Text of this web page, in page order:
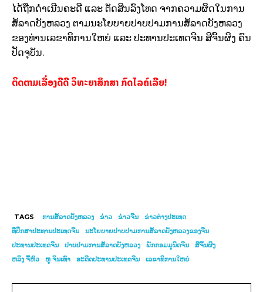
ໄດ້ຖືກດຳເນີນຄະດີ ແລະ ຕັດສິນລົງໂທດ ຈາກຄວາມຜິດໃນການ
ສໍ້ລາດບັງຫລວງ ຕາມນະໂຍບາຍປາບປາມການສໍ້ລາດບັງຫລວງ
ຂອງທ່ານເລຂາທິການໃຫຍ່ ແລະ ປະທານປະເທດຈີນ ສີຈິ້ນຜິງ ຄົນ
ປັດຈຸບັນ.
ຕິດຕາມເລື່ອງດີດີ ວິທະຍາສຶກສາ ກົດໄລຄ໌ເລີຍ!
TAGS ການສໍ້ລາດບັງຫລວງ ຂ່າວ ຂ່າວຈີນ
ຂ່າວ​ຕ່າງ​ປະເທດ
ທີ່ປຶກສາປະທານປະເທດຈີນ
ນະໂຍບາຍປາບປາມການສໍ້ລາດບັງຫລວງຂອງຈີນ
ປະທານປະເທດຈີນ
ປາບປາມການສໍ້ລາດບັງຫລວງ ພັກກອມມູນິດຈີນ
ສີຈິ້ນຜິງ
ຫລິງ ຈື້ຫົວ
ຫູ ຈິນເທົ່າ ອະດີດປະທານປະເທດຈີນ ເລຂາທິການໃຫຍ່